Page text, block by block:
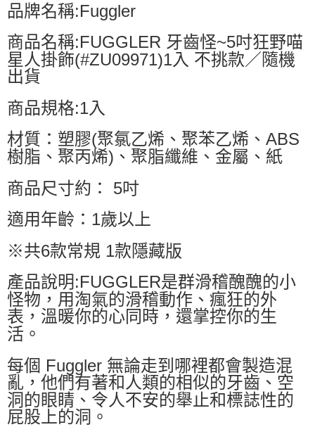
品牌名稱:Fuggler
商品名稱:FUGGLER 牙齒怪~5吋狂野喵
星人掛飾(#ZU09971)1入 不挑款／隨機
出貨
商品規格:1入
材質：塑膠(聚氯乙烯、聚苯乙烯、ABS
樹脂、聚丙烯)、聚脂纖維、金屬、紙
商品尺寸約： 5吋
適用年齡：1歲以上
※共6款常規 1款隱藏版
產品說明:FUGGLER是群滑稽醜醜的小
怪物，用淘氣的滑稽動作、瘋狂的外
表，溫暖你的心同時，還掌控你的生
活。
每個 Fuggler 無論走到哪裡都會製造混
亂，他們有著和人類的相似的牙齒、空
洞的眼睛、令人不安的舉止和標誌性的
屁股上的洞。